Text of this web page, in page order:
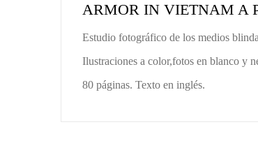
ARMOR IN VIETNAM A
Estudio fotográfico de los medios
Ilustraciones a color,fotos en blanco y
80 páginas. Texto en inglés.